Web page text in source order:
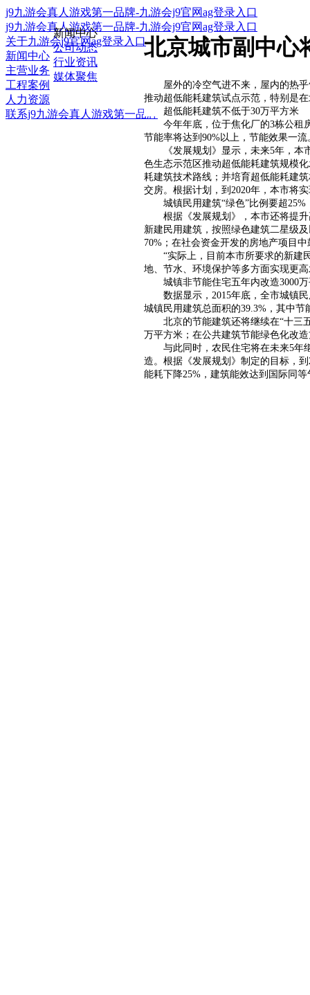
j9九游会真人游戏第一品牌-九游会j9官网ag登录入口
j9九游会真人游戏第一品牌-九游会j9官网ag登录入口
关于九游会j9官网ag登录入口
新闻中心
主营业务
工程案例
人力资源
联系j9九游会真人游戏第一品牌
北京城市副中心
屋外的冷空气进不来，屋内的热乎
推动超低能耗建筑试点示范，特别是
超低能耗建筑不低于30万平方米
今年年底，位于焦化厂的3栋公租房
节能率将达到90%以上，节能效果一流
《发展规划》显示，未来5年，本市
色生态示范区推动超低能耗建筑规模
耗建筑技术路线；并培育超低能耗建
交房。根据计划，到2020年，本市将
城镇民用建筑“绿色”比例要超25%
根据《发展规划》，本市还将提升
新建民用建筑，按照绿色建筑二星级
70%；在社会资金开发的房地产项目
“实际上，目前本市所要求的新建民
地、节水、环境保护等多方面实现更
城镇非节能住宅五年内改造3000万
数据显示，2015年底，全市城镇民
城镇民用建筑总面积的39.3%，其中节
北京的节能建筑还将继续在“十三五
万平方米；在公共建筑节能绿色化改
与此同时，农民住宅将在未来5年继
造。根据《发展规划》制定的目标，
能耗下降25%，建筑能效达到国际同
新闻中心
公司动态
行业资讯
媒体聚焦